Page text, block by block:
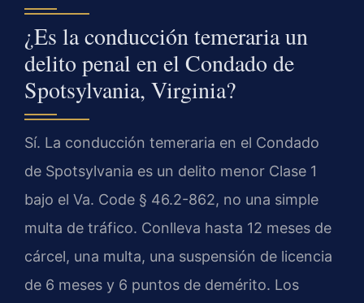
¿Es la conducción temeraria un
delito penal en el Condado de
Spotsylvania, Virginia?
Sí. La conducción temeraria en el Condado
de Spotsylvania es un delito menor Clase 1
bajo el Va. Code § 46.2-862, no una simple
multa de tráfico. Conlleva hasta 12 meses de
cárcel, una multa, una suspensión de licencia
de 6 meses y 6 puntos de demérito. Los